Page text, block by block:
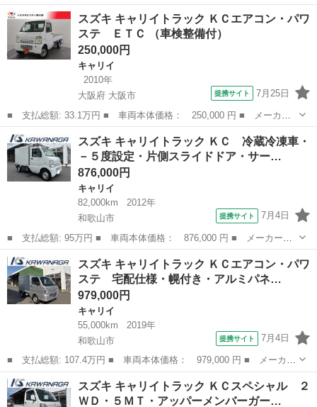
ー名： スズキ ■ 車種名： キャリイトラック ■ グレード名：
ＫＣ グー鑑定書付／届出済未使用車／衝突軽減ブレーキ／ラジオ／
コーナー...
和歌山 和歌山市 キャリイ
スズキ キャリイトラック ＫＣエアコン・パワ
ステ ＥＴＣ （車検整備付）
250,000円
キャリイ
2010年
大阪府 大阪市
提携サイト 7月25日
■ 支払総額: 33.1万円 ■ 車両本体価格： 250,000 円 ■ メーカー
名： スズキ ■ 車種名： キャリイトラック ■ グレード名： Ｋ
Ｃエアコン・パワステ ＥＴＣ ■ 排気量： 660cc ■ ドア枚数：
2...
大阪 キャリイ
スズキ キャリイトラック ＫＣ 冷蔵冷凍車・
－５度設定・片側スライドドア・サー…
876,000円
キャリイ
82,000km
2012年
和歌山市
提携サイト 7月4日
■ 支払総額: 95万円 ■ 車両本体価格： 876,000 円 ■ メーカー
名： スズキ ■ 車種名： キャリイトラック ■ グレード名： Ｋ
Ｃ 冷蔵冷凍車・－５度設定・片側スライドドア・サーモキング製冷
凍機・スズキ純正...
和歌山 キャリイ
スズキ キャリイトラック ＫＣエアコン・パワ
ステ 宅配仕様・幌付き・アルミパネ…
979,000円
キャリイ
55,000km
2019年
和歌山市
提携サイト 7月4日
■ 支払総額: 107.4万円 ■ 車両本体価格： 979,000 円 ■ メーカー
名： スズキ ■ 車種名： キャリイトラック ■ グレード名： Ｋ
Ｃエアコン・パワステ 宅配仕様・幌付き・アルミパネル・高さ約２
４５センチ...
和歌山 和歌山市 キャリイ
スズキ キャリイトラック ＫＣスペシャル ２
ＷＤ・５ＭＴ・アッパーメンバーガー…